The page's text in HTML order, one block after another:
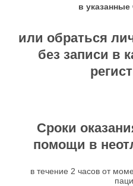
в
или обраться
без записи в
Сроки
помощи в
в течение 2 часов от